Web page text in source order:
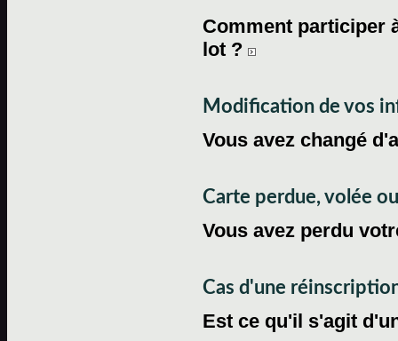
Comment participer
lot ?
Modification de vos
Vous avez changé
Carte perdue, volée
Vous avez perdu
Cas d'une
Est ce qu'il s'agit